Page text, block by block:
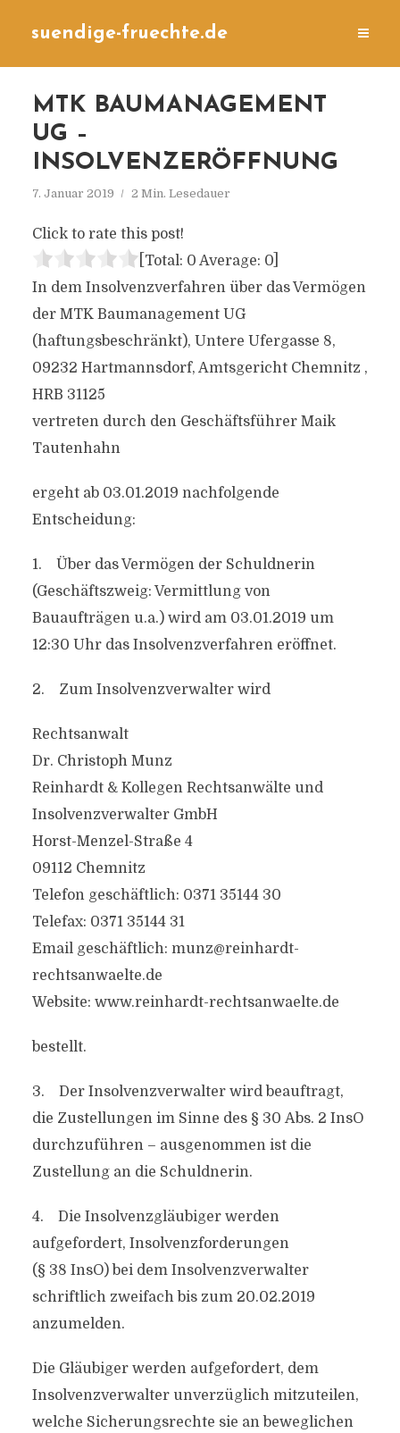
suendige-fruechte.de
MTK BAUMANAGEMENT
UG –
INSOLVENZERÖFFNUNG
7. Januar 2019 2 Min. Lesedauer
Click to rate this post!
[Total: 0 Average: 0]
In dem Insolvenzverfahren über das Vermögen
der MTK Baumanagement UG
(haftungsbeschränkt), Untere Ufergasse 8,
09232 Hartmannsdorf, Amtsgericht Chemnitz ,
HRB 31125
vertreten durch den Geschäftsführer Maik
Tautenhahn
ergeht ab 03.01.2019 nachfolgende
Entscheidung:
1. Über das Vermögen der Schuldnerin
(Geschäftszweig: Vermittlung von
Bauaufträgen u.a.) wird am 03.01.2019 um
12:30 Uhr das Insolvenzverfahren eröffnet.
2. Zum Insolvenzverwalter wird
Rechtsanwalt
Dr. Christoph Munz
Reinhardt & Kollegen Rechtsanwälte und
Insolvenzverwalter GmbH
Horst-Menzel-Straße 4
09112 Chemnitz
Telefon geschäftlich: 0371 35144 30
Telefax: 0371 35144 31
Email geschäftlich: munz@reinhardt-
rechtsanwaelte.de
Website: www.reinhardt-rechtsanwaelte.de
bestellt.
3. Der Insolvenzverwalter wird beauftragt,
die Zustellungen im Sinne des § 30 Abs. 2 InsO
durchzuführen – ausgenommen ist die
Zustellung an die Schuldnerin.
4. Die Insolvenzgläubiger werden
aufgefordert, Insolvenzforderungen
(§ 38 InsO) bei dem Insolvenzverwalter
schriftlich zweifach bis zum 20.02.2019
anzumelden.
Die Gläubiger werden aufgefordert, dem
Insolvenzverwalter unverzüglich mitzuteilen,
welche Sicherungsrechte sie an beweglichen